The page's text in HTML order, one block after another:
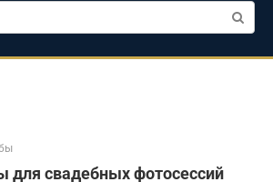
для свадебных фотосессий